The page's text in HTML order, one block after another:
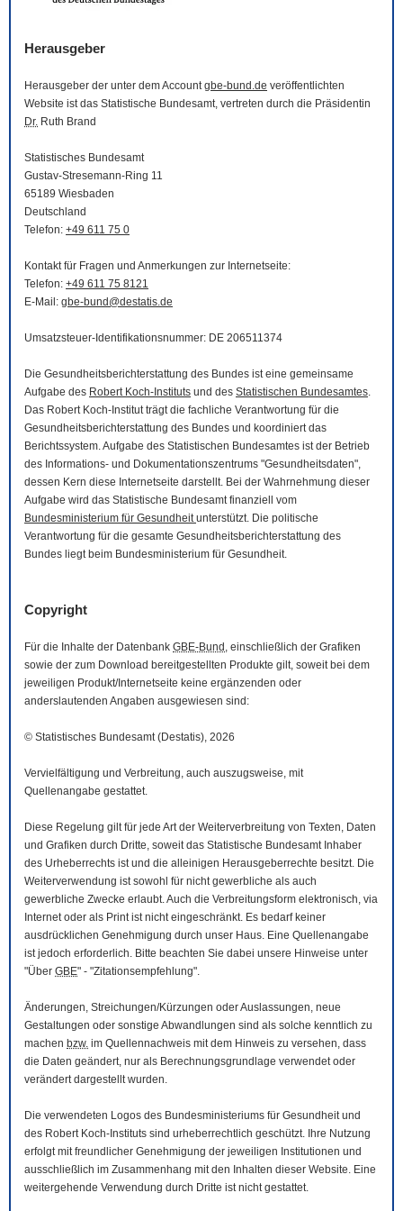
Herausgeber
Herausgeber der unter dem Accountgbe-bund.de veröffentlichten
Website ist das Statistische Bundesamt, vertreten durch die Präsidentin
Dr. Ruth Brand
Statistisches Bundesamt
Gustav-Stresemann-Ring 11
65189 Wiesbaden
Deutschland
Telefon: +49 611 75 0
Kontakt für Fragen und Anmerkungen zur Internetseite:
Telefon: +49 611 75 8121
E-Mail : gbe-bund@destatis.de
Umsatzsteuer-Identifikationsnummer: DE 206511374
Die Gesundheitsberichterstattung des Bundes ist eine gemeinsame
Aufgabe des Robert Koch-Instituts und des Statistischen Bundesamtes.
Das Robert Koch-Institut trägt die fachliche Verantwortung für die
Gesundheitsberichterstattung des Bundes und koordiniert das
Berichtssystem. Aufgabe des Statistischen Bundesamtes ist der Betrieb
des Informations- und Dokumentationszentrums "Gesundheitsdaten",
dessen Kern diese Internetseite darstellt. Bei der Wahrnehmung dieser
Aufgabe wird das Statistische Bundesamt finanziell vom
Bundesministerium für Gesundheitunterstützt. Die politische
Verantwortung für die gesamte Gesundheitsberichterstattung des
Bundes liegt beim Bundesministerium für Gesundheit.
Copyright
Für die Inhalte der Datenbank GBE-Bund , einschließlich der Grafiken
sowie der zum Download bereitgestellten Produkte gilt, soweit bei dem
jeweiligen Produkt/Internetseite keine ergänzenden oder
anderslautenden Angaben ausgewiesen sind:
© Statistisches Bundesamt (Destatis), 2026
Vervielfältigung und Verbreitung, auch auszugsweise, mit
Quellenangabe gestattet.
Diese Regelung gilt für jede Art der Weiterverbreitung von Texten, Daten
und Grafiken durch Dritte, soweit das Statistische Bundesamt Inhaber
des Urheberrechts ist und die alleinigen Herausgeberrechte besitzt. Die
Weiterverwendung ist sowohl für nicht gewerbliche als auch
gewerbliche Zwecke erlaubt. Auch die Verbreitungsform elektronisch, via
Internet oder als Print ist nicht eingeschränkt. Es bedarf keiner
ausdrücklichen Genehmigung durch unser Haus. Eine Quellenangabe
ist jedoch erforderlich. Bitte beachten Sie dabei unsere Hinweise unter
"Über GBE" - "Zitationsempfehlung".
Änderungen, Streichungen/Kürzungen oder Auslassungen, neue
Gestaltungen oder sonstige Abwandlungen sind als solche kenntlich zu
machen bzw. im Quellennachweis mit dem Hinweis zu versehen, dass
die Daten geändert, nur als Berechnungsgrundlage verwendet oder
verändert dargestellt wurden.
Die verwendeten Logos des Bundesministeriums für Gesundheit und
des Robert Koch-Instituts sind urheberrechtlich geschützt. Ihre Nutzung
erfolgt mit freundlicher Genehmigung der jeweiligen Institutionen und
ausschließlich im Zusammenhang mit den Inhalten dieser Website. Eine
weitergehende Verwendung durch Dritte ist nicht gestattet.